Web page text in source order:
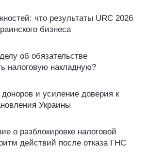
что результаты URC 2026
бизнеса
об обязательстве
налоговую накладную?
и усиление доверия к
Украины
о разблокировке налоговой
действий после отказа ГНС